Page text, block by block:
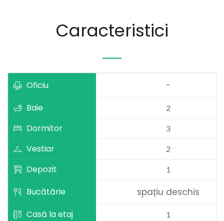
Caracteristici
Oficiu
-
Baie
2
Dormitor 3
Vestiar 2
Depozit 1
Bucătărie spațiu deschis
Casă la etaj 1